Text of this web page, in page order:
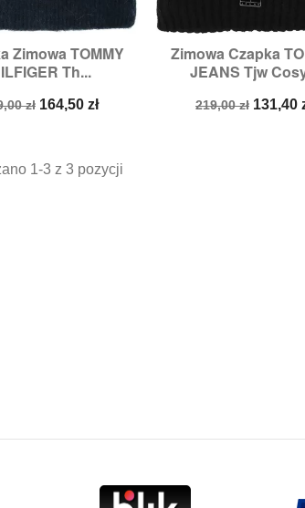
Zimowa TOMMY
Th...
zł Cena
164,50 zł
Szybki podgląd
Zimowa Czapka
JEANS Tjw
Cena
219,00 zł Cena
131,40
Szybki
1-3 z 3 pozycji